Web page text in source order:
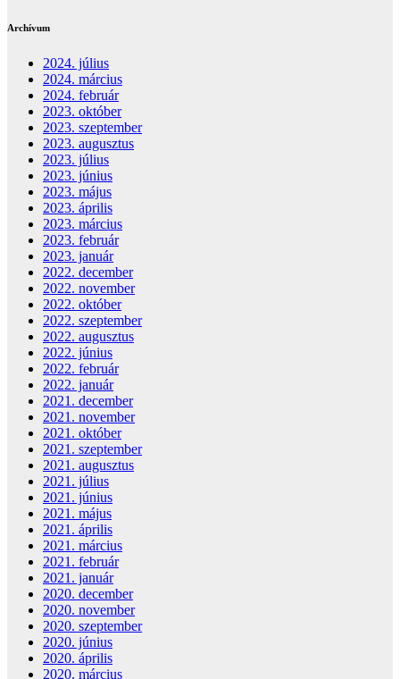
Archívum
2024. július
2024. március
2024. február
2023. október
2023. szeptember
2023. augusztus
2023. július
2023. június
2023. május
2023. április
2023. március
2023. február
2023. január
2022. december
2022. november
2022. október
2022. szeptember
2022. augusztus
2022. június
2022. február
2022. január
2021. december
2021. november
2021. október
2021. szeptember
2021. augusztus
2021. július
2021. június
2021. május
2021. április
2021. március
2021. február
2021. január
2020. december
2020. november
2020. szeptember
2020. június
2020. április
2020. március